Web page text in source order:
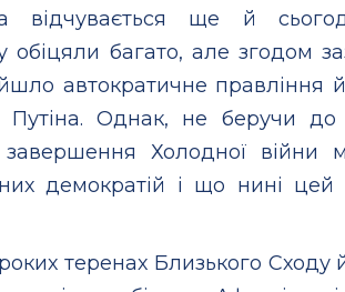
ще й
обіцяли багато, але згодом
автократичне правління й
Путіна. Однак, не беручи
Холодної
демократій і що нині цей
теренах Близького Сходу